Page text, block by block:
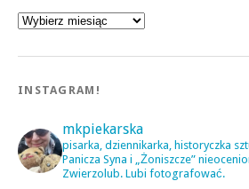
Archiwum
wiadomości
INSTAGRAM!
mkpiekarska
pisarka, dziennikarka, historyczka
Panicza Syna i „Żoniszcze”
Zwierzolub. Lubi fotografować.